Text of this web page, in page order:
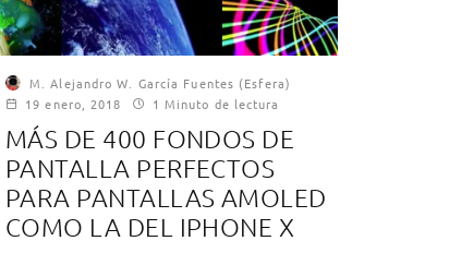
M. Alejandro W. García Fuentes (Esfera)
19 enero, 2018
1 Minuto de lectura
MÁS DE 400 FONDOS DE
PANTALLA PERFECTOS
PARA PANTALLAS AMOLED
COMO LA DEL IPHONE X